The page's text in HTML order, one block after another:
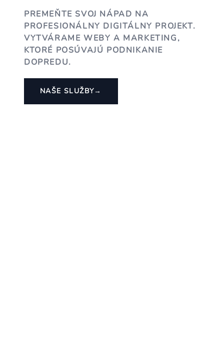
PREMEŇTE SVOJ NÁPAD NA
PROFESIONÁLNY DIGITÁLNY PROJEKT.
VYTVÁRAME WEBY A MARKETING,
KTORÉ POSÚVAJÚ PODNIKANIE
DOPREDU.
NAŠE SLUŽBY→